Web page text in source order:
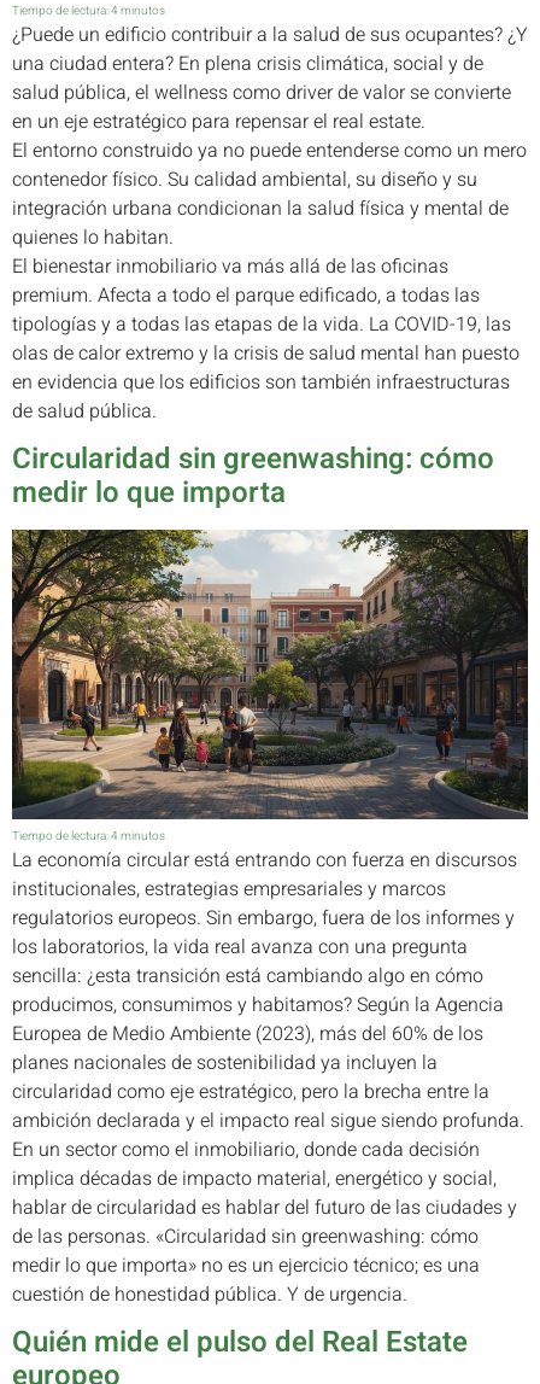
Tiempo de lectura:4 minutos
¿Puede un edificio contribuir a la salud de sus ocupantes? ¿Y
una ciudad entera? En plena crisis climática, social y de
salud pública, el wellness como driver de valor se convierte
en un eje estratégico para repensar el real estate.
El entorno construido ya no puede entenderse como un mero
contenedor físico. Su calidad ambiental, su diseño y su
integración urbana condicionan la salud física y mental de
quienes lo habitan.
El bienestar inmobiliario va más allá de las oficinas
premium. Afecta a todo el parque edificado, a todas las
tipologías y a todas las etapas de la vida. La COVID-19, las
olas de calor extremo y la crisis de salud mental han puesto
en evidencia que los edificios son también infraestructuras
de salud pública.
Circularidad sin greenwashing: cómo
medir lo que importa
Tiempo de lectura:4 minutos
La economía circular está entrando con fuerza en discursos
institucionales, estrategias empresariales y marcos
regulatorios europeos. Sin embargo, fuera de los informes y
los laboratorios, la vida real avanza con una pregunta
sencilla: ¿esta transición está cambiando algo en cómo
producimos, consumimos y habitamos? Según la Agencia
Europea de Medio Ambiente (2023), más del 60% de los
planes nacionales de sostenibilidad ya incluyen la
circularidad como eje estratégico, pero la brecha entre la
ambición declarada y el impacto real sigue siendo profunda.
En un sector como el inmobiliario, donde cada decisión
implica décadas de impacto material, energético y social,
hablar de circularidad es hablar del futuro de las ciudades y
de las personas. «Circularidad sin greenwashing: cómo
medir lo que importa» no es un ejercicio técnico; es una
cuestión de honestidad pública. Y de urgencia.
Quién mide el pulso del Real Estate